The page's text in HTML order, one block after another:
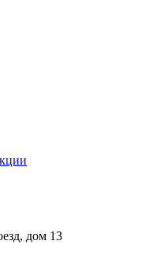
дом 13